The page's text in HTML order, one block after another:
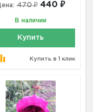
470 ₽ 440 ₽
В наличии
Купить
Купить в 1 клик